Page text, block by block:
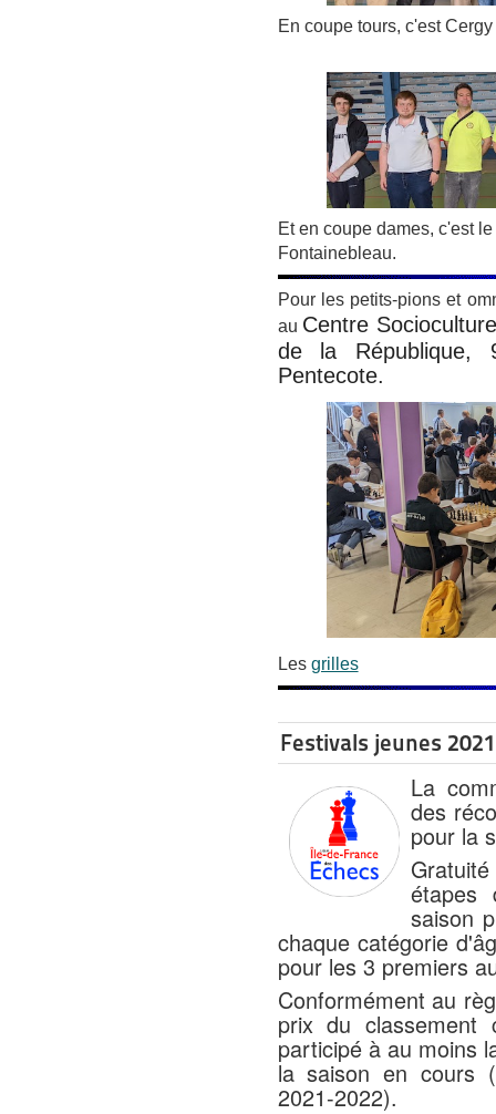
En coupe tours, c'est
Et en coupe dames, c'est
Fontainebleau.
Pour les petits-pions et
au Centre
de la République,
Pentecote.
Les grilles
Festivals jeunes
La
des
pour la
étapes
saison
chaque catégorie
pour les 3 premiers
Conformément au
prix du classement
participé à au moins
la saison en cours
2021-2022).